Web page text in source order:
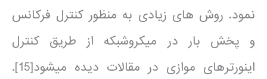
نمود. روش های زیادی به منظور کنترل فرکانس
و پخش بار در میکروشبکه از طریق کنترل
اینورترهای موازی در مقالات دیده می­شود[15].